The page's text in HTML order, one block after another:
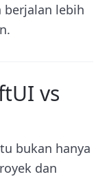
berjalan lebih
vs
bukan hanya
dan